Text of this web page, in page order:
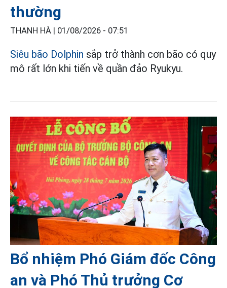
thường
THANH HÀ | 01/08/2026 - 07:51
Siêu bão Dolphin sắp trở thành cơn bão có quy
mô rất lớn khi tiến về quần đảo Ryukyu.
Bổ nhiệm Phó Giám đốc Công
an và Phó Thủ trưởng Cơ